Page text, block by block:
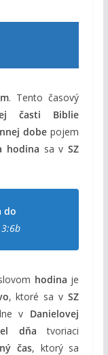
. Tento časový
časti Biblie
dobe pojem
hodina sa vSZ
do
hodina je
, ktoré sa vSZ
v Danielovej
dňa tvoriaci
čas, ktorý sa